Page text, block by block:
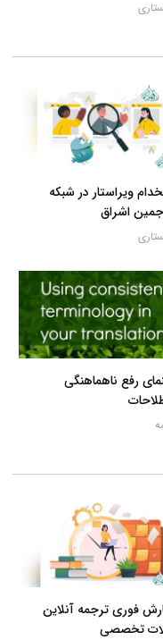
ویراستار در شبکه
اشراق
رفع ناهماهنگی
فوری ترجمه آنلاین
تخصصی